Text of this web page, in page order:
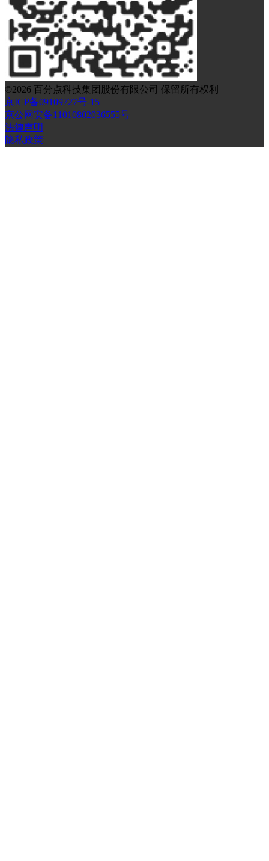
©2026 百分点科技集团股份有限公司 保留所有权利
京ICP备09109727号-15
京公网安备11010802036555号
法律声明
隐私政策